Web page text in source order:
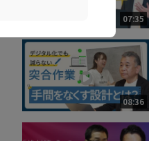
07:35
08:36